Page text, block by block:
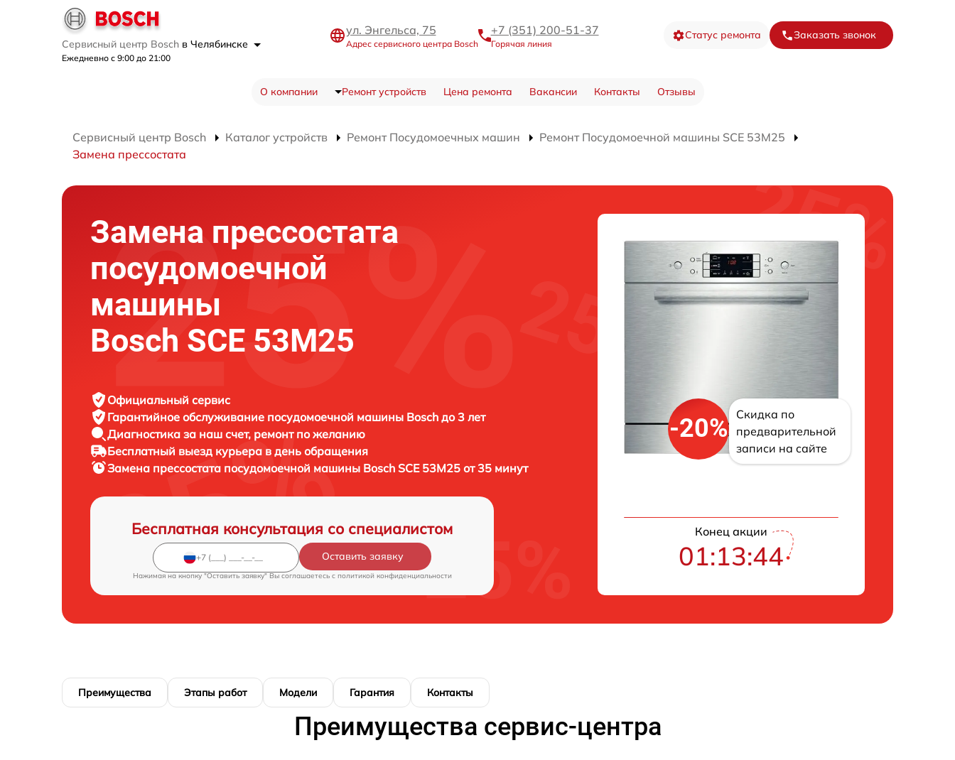
Сервисный центр Bosch в Челябинске
Ежедневно с 9:00 до 21:00
ул. Энгельса, 75
Адрес сервисного центра Bosch
+7 (351) 200-51-37
Горячая линия
Статус ремонта Заказать звонок
О компании Ремонт устройств Цена ремонта Вакансии Контакты Отзывы
Сервисный центр Bosch Каталог устройств Ремонт Посудомоечных машин
Ремонт Посудомоечной машины SCE 53M25
Замена прессостата
Замена прессостата
посудомоечной
машины
Bosch SCE 53M25
Официальный сервис
Гарантийное обслуживание посудомоечной машины Bosch до 3 лет
Диагностика за наш счет, ремонт по желанию
Бесплатный выезд курьера в день обращения
Замена прессостата посудомоечной машины Bosch SCE 53M25 от 35 минут
Бесплатная консультация со специалистом
Оставить заявку
Нажимая на кнопку "Оставить заявку" Вы соглашаетесь c политикой конфиденциальности
-20%
Скидка по
предварительной
записи на сайте
Конец акции
01:13:43
Преимущества Этапы работ Модели Гарантия Контакты
Преимущества сервис-центра